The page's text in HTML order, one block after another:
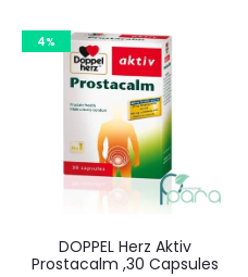
initial
était :
45,0
DT.
actuel
4%
DOPPEL Herz Aktiv
Prostacalm ,30 Capsules